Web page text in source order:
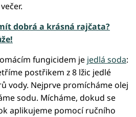
dobrá a krásná rajčata?
fungicidem je jedlá soda:
postřikem z 8 lžic jedlé
vody. Nejprve promícháme olej
sodu. Mícháme, dokud se
aplikujeme pomocí ručního